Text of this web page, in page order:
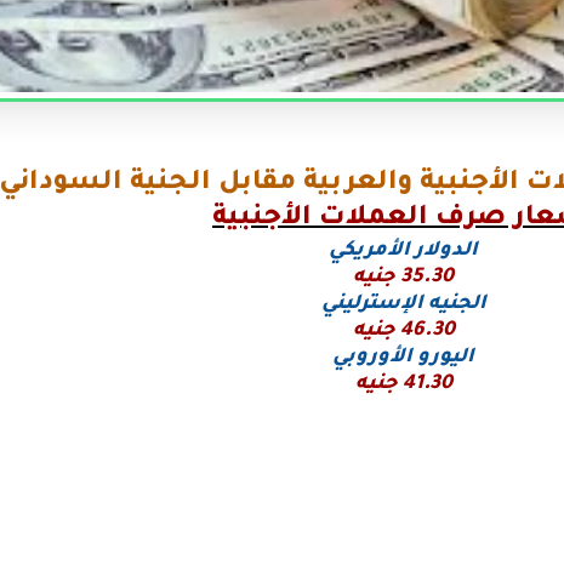
والعربية مقابل الجنية السوداني
صرف العملات الأجنبية
الدولار الأمريكي
35.30 جنيه
الجنيه الإسترليني
46.30 جنيه
اليورو الأوروبي
41.30 جنيه